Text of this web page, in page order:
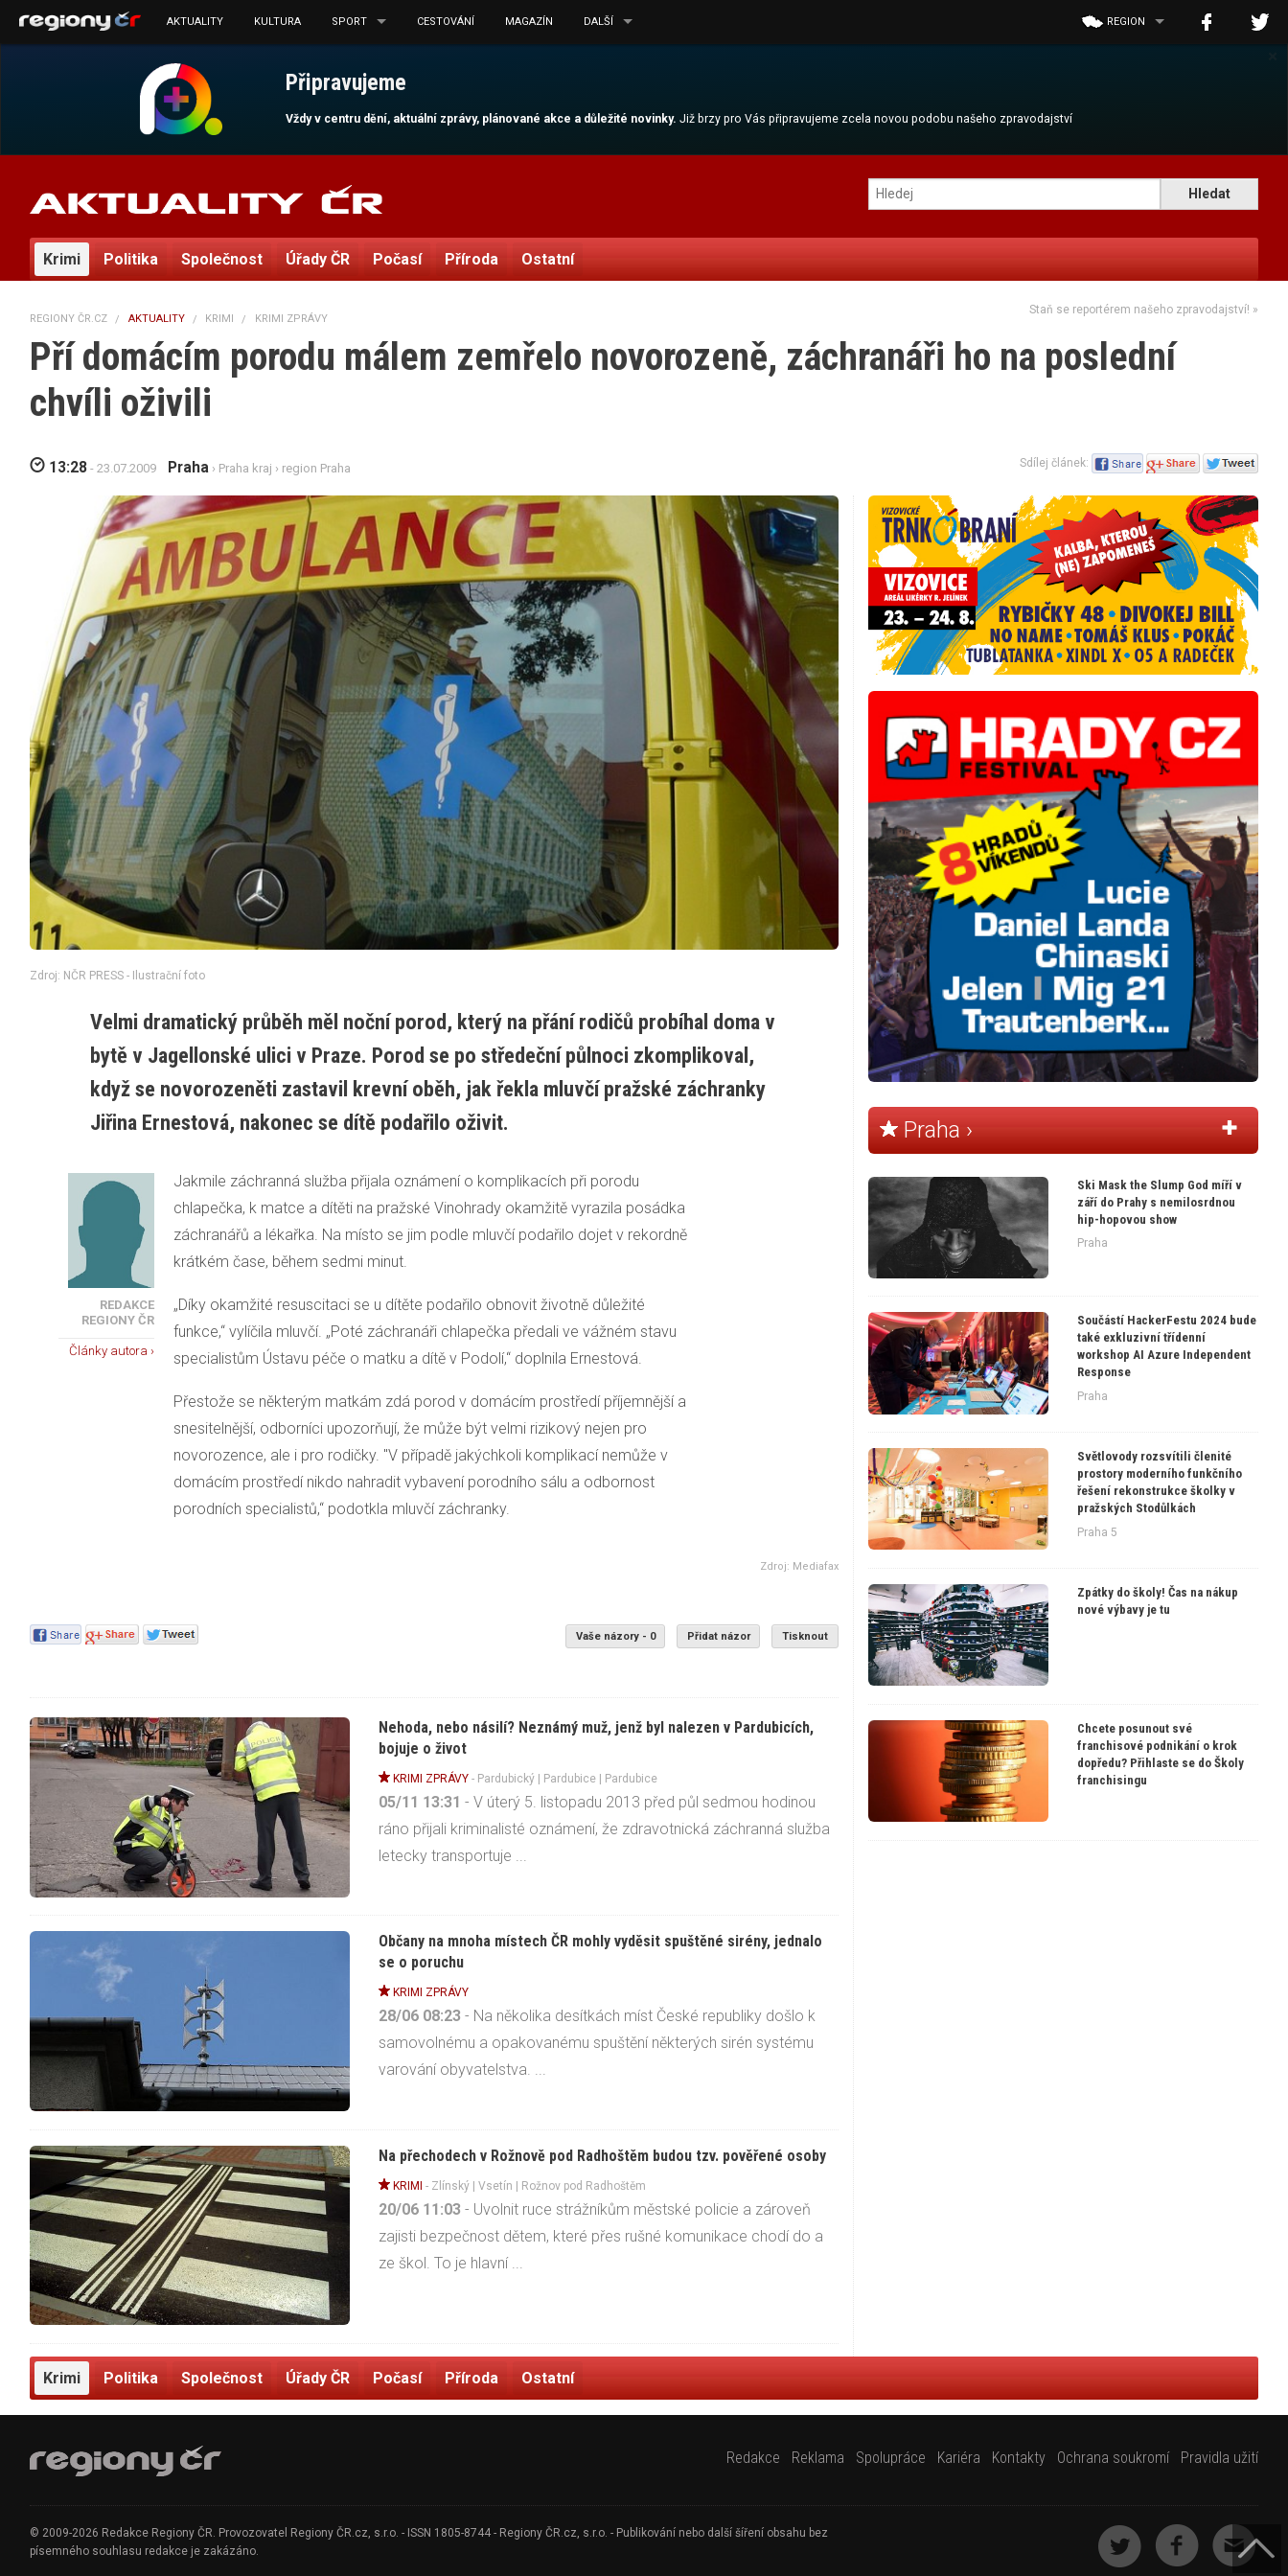
Připravujeme
Vždy v centru dění, aktuální zprávy, plánované akce a důležité novinky.Již brzy pro Vás připravujeme zcela novou podobu našeho zpravodajství
AKTUALITY KULTURA SPORT CESTOVÁNÍ MAGAZÍN DALŠÍ REGION
Krimi Politika Společnost Úřady ČR Počasí Příroda Ostatní
REGIONY ČR.CZ AKTUALITY KRIMI KRIMI ZPRÁVY
Staň se reportérem našeho zpravodajství! »
Pří domácím porodu málem zemřelo novorozeně, záchranáři ho na poslední
chvíli oživili
13:28 - 23.07.2009 Praha › Praha kraj › region Praha Sdílej článek:
Zdroj: NČR PRESS - Ilustrační foto
Velmi dramatický průběh měl noční porod, který na přání rodičů probíhal doma v
bytě v Jagellonské ulici v Praze. Porod se po středeční půlnoci zkomplikoval,
když se novorozeněti zastavil krevní oběh, jak řekla mluvčí pražské záchranky
Jiřina Ernestová, nakonec se dítě podařilo oživit.
REDAKCE
REGIONY ČR
Články autora ›
Jakmile záchranná služba přijala oznámení o komplikacích při porodu
chlapečka, k matce a dítěti na pražské Vinohrady okamžitě vyrazila posádka
záchranářů a lékařka. Na místo se jim podle mluvčí podařilo dojet v rekordně
krátkém čase, během sedmi minut.
„Díky okamžité resuscitaci se u dítěte podařilo obnovit životně důležité
funkce,“ vylíčila mluvčí. „Poté záchranáři chlapečka předali ve vážném stavu
specialistům Ústavu péče o matku a dítě v Podolí,“ doplnila Ernestová.
Přestože se některým matkám zdá porod v domácím prostředí příjemnější a
snesitelnější, odborníci upozorňují, že může být velmi rizikový nejen pro
novorozence, ale i pro rodičky. "V případě jakýchkoli komplikací nemůže v
domácím prostředí nikdo nahradit vybavení porodního sálu a odbornost
porodních specialistů,“ podotkla mluvčí záchranky.
Zdroj: Mediafax
Vaše názory - 0 Přidat názor Tisknout
Nehoda, nebo násilí? Neznámý muž, jenž byl nalezen v Pardubicích,
bojuje o život
KRIMI ZPRÁVY - Pardubický | Pardubice | Pardubice
05/11 13:31 - V úterý 5. listopadu 2013 před půl sedmou hodinou
ráno přijali kriminalisté oznámení, že zdravotnická záchranná služba
letecky transportuje ...
Občany na mnoha místech ČR mohly vyděsit spuštěné sirény, jednalo
se o poruchu
KRIMI ZPRÁVY
28/06 08:23 - Na několika desítkách míst České republiky došlo k
samovolnému a opakovanému spuštění některých sirén systému
varování obyvatelstva. ...
Na přechodech v Rožnově pod Radhoštěm budou tzv. pověřené osoby
KRIMI - Zlínský |Vsetín | Rožnov pod Radhoštěm
20/06 11:03 - Uvolnit ruce strážníkům městské policie a zároveň
zajisti bezpečnost dětem, které přes rušné komunikace chodí do a
ze škol. To je hlavní ...
Praha ›
Ski Mask the Slump God míří v
září do Prahy s nemilosrdnou
hip-hopovou show
Praha
Součástí HackerFestu 2024 bude
také exkluzivní třídenní
workshop AI Azure Independent
Response
Praha
Světlovody rozsvítili členité
prostory moderního funkčního
řešení rekonstrukce školky v
pražských Stodůlkách
Praha 5
Zpátky do školy! Čas na nákup
nové výbavy je tu
Chcete posunout své
franchisové podnikání o krok
dopředu? Přihlaste se do Školy
franchisingu
Krimi Politika Společnost Úřady ČR Počasí Příroda Ostatní
Redakce Reklama Spolupráce Kariéra Kontakty Ochrana soukromí Pravidla užití
© 2009-2026 Redakce Regiony ČR. Provozovatel Regiony ČR.cz, s.r.o. - ISSN 1805-8744 - Regiony ČR.cz, s.r.o. - Publikování nebo další šíření obsahu bez
písemného souhlasu redakce je zakázáno.